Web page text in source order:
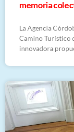
memoria
La Agencia
Camino Turístico
innovadora